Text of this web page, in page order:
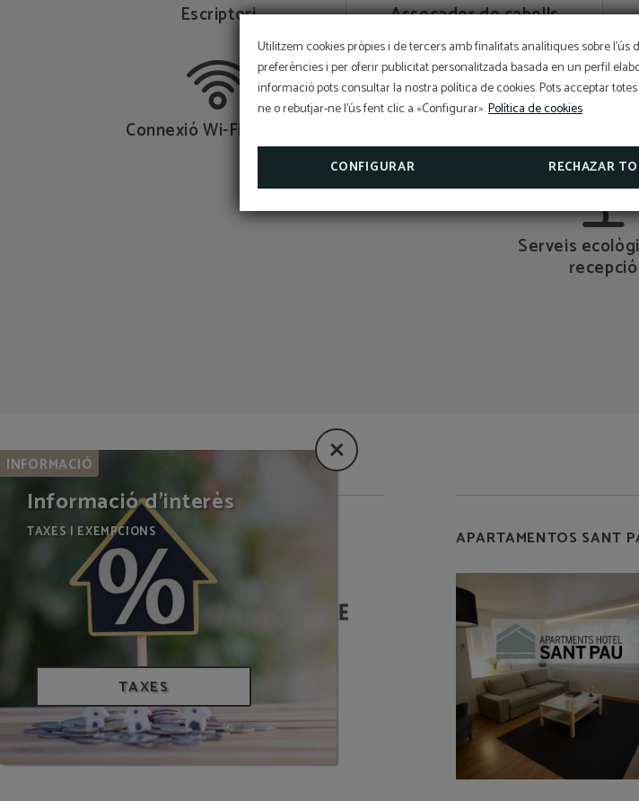
Utilitzem cookies pròpies i de tercers amb finalitats analítiques sobre
preferències i per oferir publicitat personalitzada basada en un perfil
informació pots consultar la nostra política de cookies. Pots acceptar
ne o rebutjar-ne l'ús fent clic a «Configurar».Política de cookies
CONFIGURAR RECHAZAR
Escriptori Assecador de cabells
Connexió Wi-Fi gratuïta
Serveis
recepció
SOM BIOSPHERE APARTAMENTOS SANT
Preu
INFORMACIÓ
Informació d'interès
TAXES I EXEMPCIONS
TAXES